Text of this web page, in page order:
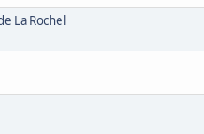
La Rochel